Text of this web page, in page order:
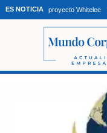
ES NOTICIA proyecto Whitelee